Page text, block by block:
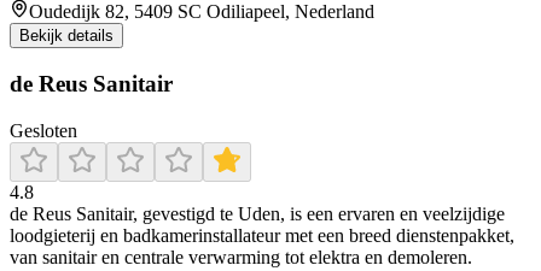
Oudedijk 82, 5409 SC Odiliapeel, Nederland
Bekijk details
de Reus Sanitair
Gesloten
4.8
de Reus Sanitair, gevestigd te Uden, is een ervaren en veelzijdige
loodgieterij en badkamerinstallateur met een breed dienstenpakket,
van sanitair en centrale verwarming tot elektra en demoleren.